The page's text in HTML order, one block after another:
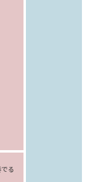
る